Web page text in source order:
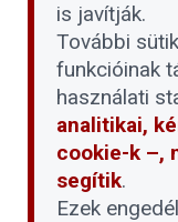
is javítják.
További
funkcióinak
használati
analitikai,
cookie-k –,
segítik.
Ezek